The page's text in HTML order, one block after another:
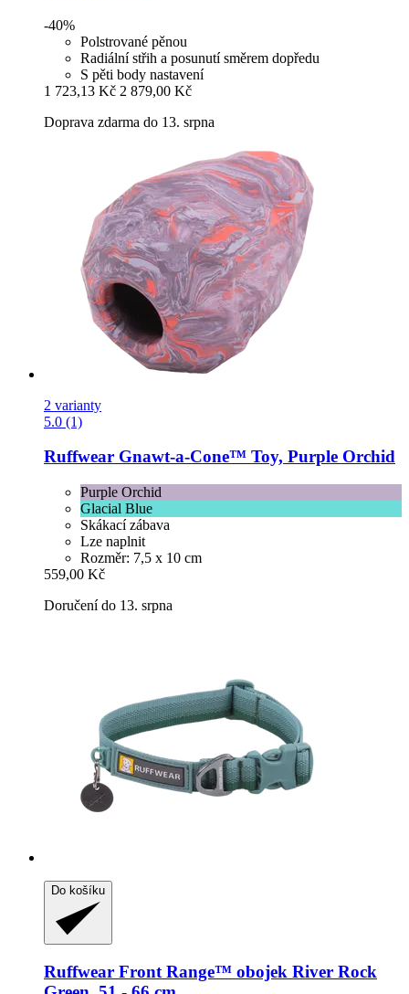
-40%
Polstrované pěnou
Radiální střih a posunutí směrem dopředu
S pěti body nastavení
1 723,13 Kč 2 879,00 Kč
Doprava zdarma do 13. srpna
2 varianty
5.0 (1)
Ruffwear Gnawt-​a-​Cone™ Toy, Purple Orchid
Purple Orchid
Glacial Blue
Skákací zábava
Lze naplnit
Rozměr: 7,5 x 10 cm
559,00 Kč
Doručení do 13. srpna
Do košíku
Ruffwear Front Range™ obojek River Rock